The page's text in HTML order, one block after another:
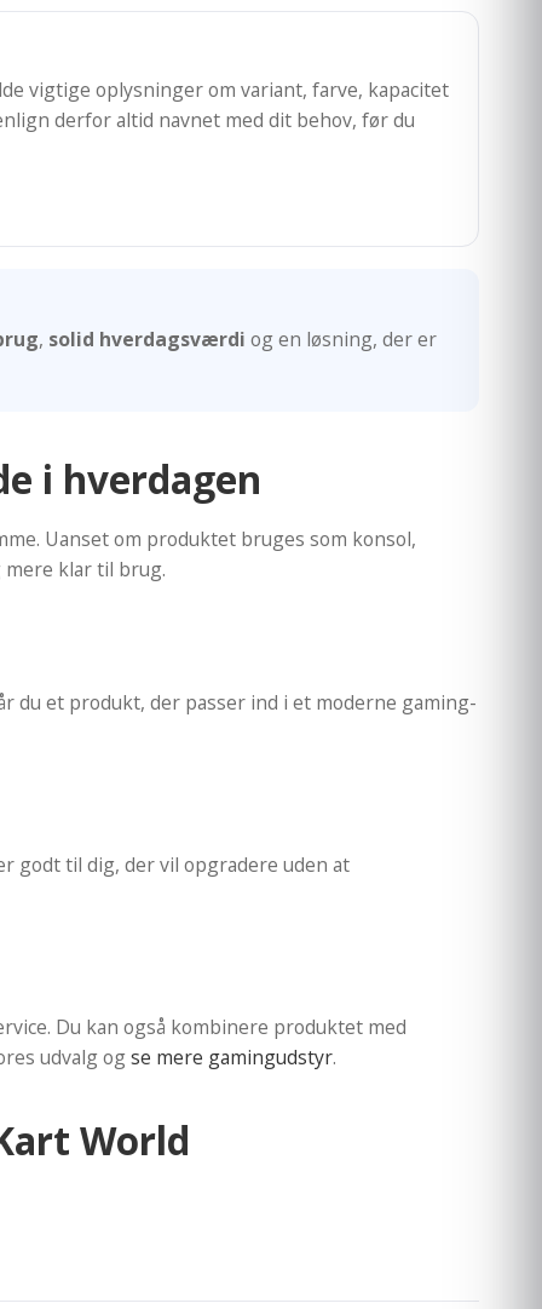
vigtige oplysninger om variant, farve, kapacitet
derfor altid navnet med dit behov, før du
, solid hverdagsværdi og en løsning, der er
i hverdagen
Uanset om produktet bruges som konsol,
klar til brug.
et produkt, der passer ind i et moderne gaming-
godt til dig, der vil opgradere uden at
Du kan også kombinere produktet med
udvalg ogse mere gamingudstyr.
World